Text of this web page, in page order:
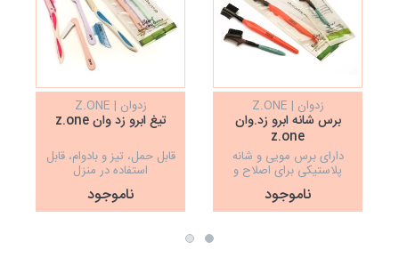
زدوان | Z.ONE
برس شانه ابرو زد.وان
z.one
دارای برس مویی و شانه
پلاستیکی برای اصلاح و
حالت دادن به ابرو
ناموجود
زدوان | Z.ONE
تیغ ابرو زد وان z.one
قابل حمل، تیز و بادوام، قابل
استفاده در منزل
ناموجود